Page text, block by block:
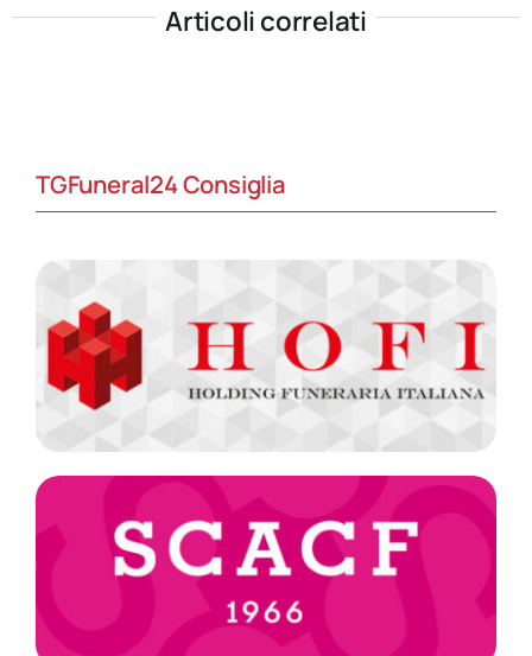
Articoli correlati
TGFuneral24 Consiglia